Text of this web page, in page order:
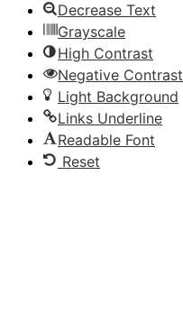
Decrease Text
Grayscale
High Contrast
Negative Contrast
Light Background
Links Underline
Readable Font
Reset